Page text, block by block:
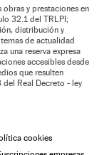
obras y prestaciones en
32.1 del TRLPI;
distribución y
de actualidad
una reserva expresa
accesibles desde
que resulten
Real Decreto - ley
cookies